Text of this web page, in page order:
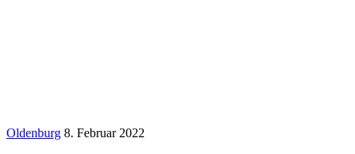
Oldenburg 8. Februar 2022